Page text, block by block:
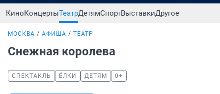
КиноКонцертыТеатрДетямСпортВыставкиДругое
МОСКВА АФИША ТЕАТР
Снежная королева
СПЕКТАКЛЬ ЁЛКИ ДЕТЯМ 0+